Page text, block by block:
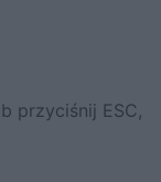
przyciśnij ESC,